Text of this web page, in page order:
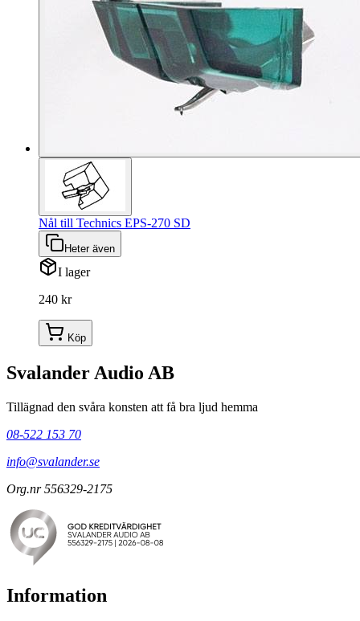
Nål till Technics EPS-270 SD
Heter även
I lager
240 kr
Köp
Svalander Audio AB
Tillägnad den svåra konsten att få bra ljud hemma
08-522 153 70
info@svalander.se
Org.nr 556329-2175
Information